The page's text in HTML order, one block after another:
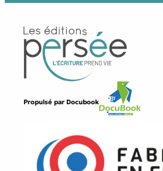
Propulsé par Docubook